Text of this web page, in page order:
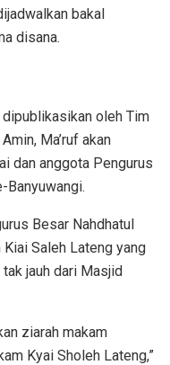
bakal
disana.
oleh Tim
Ma’ruf akan
dan anggota Pengurus
Banyuwangi.
Besar Nahdhatul
Saleh Lateng yang
jauh dari Masjid
ziarah makam
Kyai Sholeh Lateng,”